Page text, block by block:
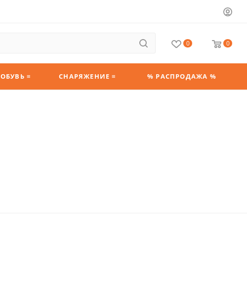
0 0
ОБУВЬ ≡ СНАРЯЖЕНИЕ ≡ % РАСПРОДАЖА %